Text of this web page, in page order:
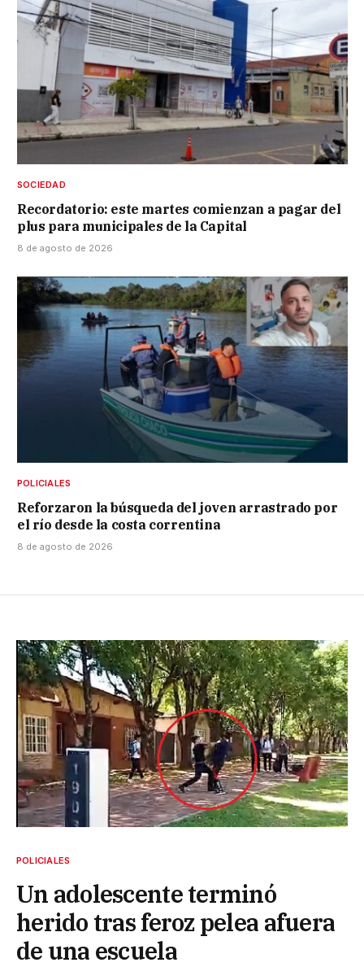
SOCIEDAD
Recordatorio: este martes comienzan a pagar del
plus para municipales de la Capital
8 de agosto de 2026
POLICIALES
Reforzaron la búsqueda del joven arrastrado por
el río desde la costa correntina
8 de agosto de 2026
POLICIALES
Un adolescente terminó
herido tras feroz pelea afuera
de una escuela